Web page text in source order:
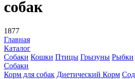
собак
1877
Главная
Каталог
Собаки Кошки Птицы Грызуны Рыбки
Собаки
Корм для собак Диетический Корм